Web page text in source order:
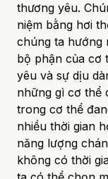
thương yêu.
niệm bằng hơi
chúng ta hướng
bộ phận của cơ
yêu và sự dịu
những gì cơ thể
trong cơ thể
nhiều thời gian
năng lượng
không có thời